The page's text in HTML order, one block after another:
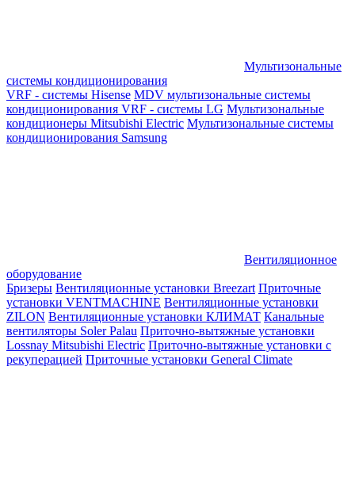
Мультизональные
системы кондиционирования
VRF - системы Hisense MDV мультизональные системы
кондиционирования VRF - системы LG Мультизональные
кондиционеры Mitsubishi Electric Мультизональные системы
кондиционирования Samsung
Вентиляционное
оборудование
Бризеры Вентиляционные установки Breezart Приточные
установки VENTMACHINE Вентиляционные установки
ZILON Вентиляционные установки КЛИМАТ Канальные
вентиляторы Soler Palau Приточно-вытяжные установки
Lossnay Mitsubishi Electric Приточно-вытяжные установки с
рекуперацией Приточные установки General Climate